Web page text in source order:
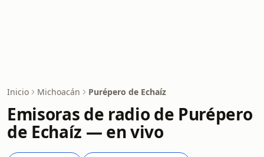
Inicio Michoacán Purépero de Echaíz
Emisoras de radio de Purépero
de Echaíz — en vivo